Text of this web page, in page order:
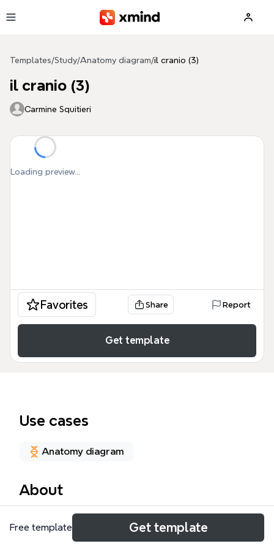
Templates/Study/Anatomy diagram/il cranio (3)
il cranio (3)
Carmine Squitieri
Loading preview...
Favorites Share Report
Get template
Use cases
Anatomy diagram
About
Il modello di mappa mentale 'il cranio' è una risorsa
anatomica completa composta da 111 nodi che
Free template Get template